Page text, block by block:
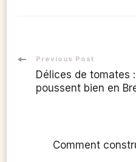
Post
Navigation
Previous Post
Délices de tomates
poussent bien en
Comment